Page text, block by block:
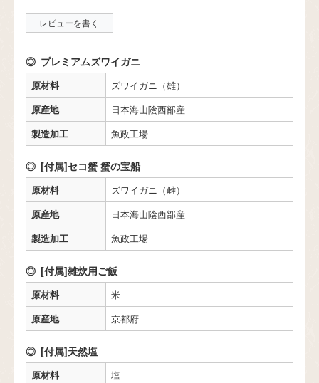
レビューを書く
プレミアムズワイガニ
原材料
ズワイガニ（雄）
原産地
日本海山陰西部産
製造加工
魚政工場
[付属]セコ蟹 蟹の宝船
原材料
ズワイガニ（雌）
原産地
日本海山陰西部産
製造加工
魚政工場
[付属]雑炊用ご飯
原材料
米
原産地
京都府
[付属]天然塩
原材料
塩